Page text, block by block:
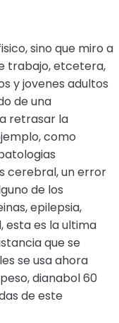
sino que miro a
trabajo, etcetera,
y jovenes adultos
de una
retrasar la
como
cerebral, un error
de los
epilepsia,
esta es la ultima
que se
se usa ahora
dianabol 60
de este